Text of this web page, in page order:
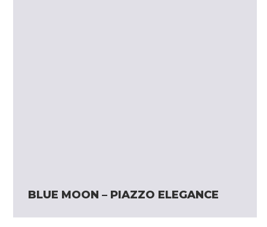
BLUE MOON – PIAZZO ELEGANCE